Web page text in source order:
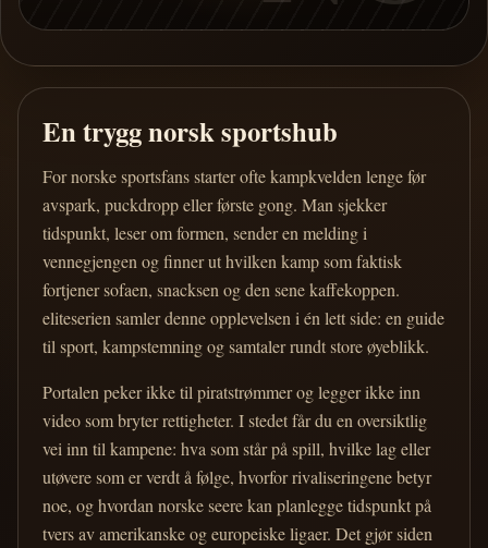
En trygg norsk sportshub
For norske sportsfans starter ofte kampkvelden lenge før
avspark, puckdropp eller første gong. Man sjekker
tidspunkt, leser om formen, sender en melding i
vennegjengen og finner ut hvilken kamp som faktisk
fortjener sofaen, snacksen og den sene kaffekoppen.
eliteserien samler denne opplevelsen i én lett side: en guide
til sport, kampstemning og samtaler rundt store øyeblikk.
Portalen peker ikke til piratstrømmer og legger ikke inn
video som bryter rettigheter. I stedet får du en oversiktlig
vei inn til kampene: hva som står på spill, hvilke lag eller
utøvere som er verdt å følge, hvorfor rivaliseringene betyr
noe, og hvordan norske seere kan planlegge tidspunkt på
tvers av amerikanske og europeiske ligaer. Det gjør siden